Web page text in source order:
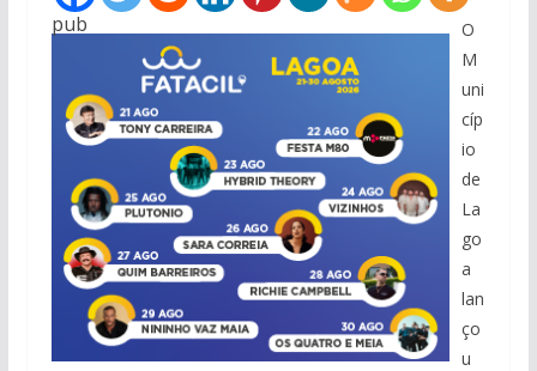
pub
O
M
uni
cíp
io
de
La
go
a
lan
ço
u